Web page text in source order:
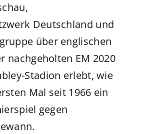
Deutschland und
über englischen
nachgeholten EM 2020
Stadion erlebt, wie
Mal seit 1966 ein
gegen